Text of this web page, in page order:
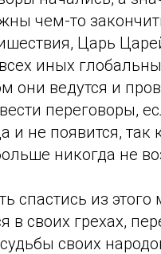
чем-то
Царь
иных
они ведутся и
переговоры,
и не появится,
никогда не
спастись из
в своих грехах,
своих